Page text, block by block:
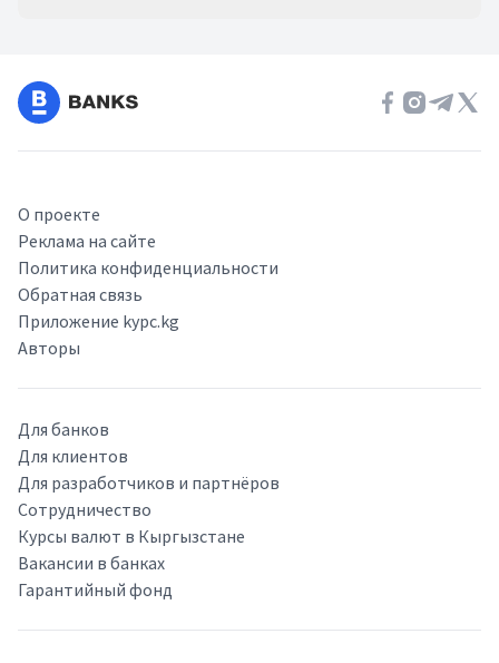
О проекте
Реклама на сайте
Политика конфиденциальности
Обратная связь
Приложение kypc.kg
Авторы
Для банков
Для клиентов
Для разработчиков и партнёров
Сотрудничество
Курсы валют в Кыргызстане
Вакансии в банках
Гарантийный фонд